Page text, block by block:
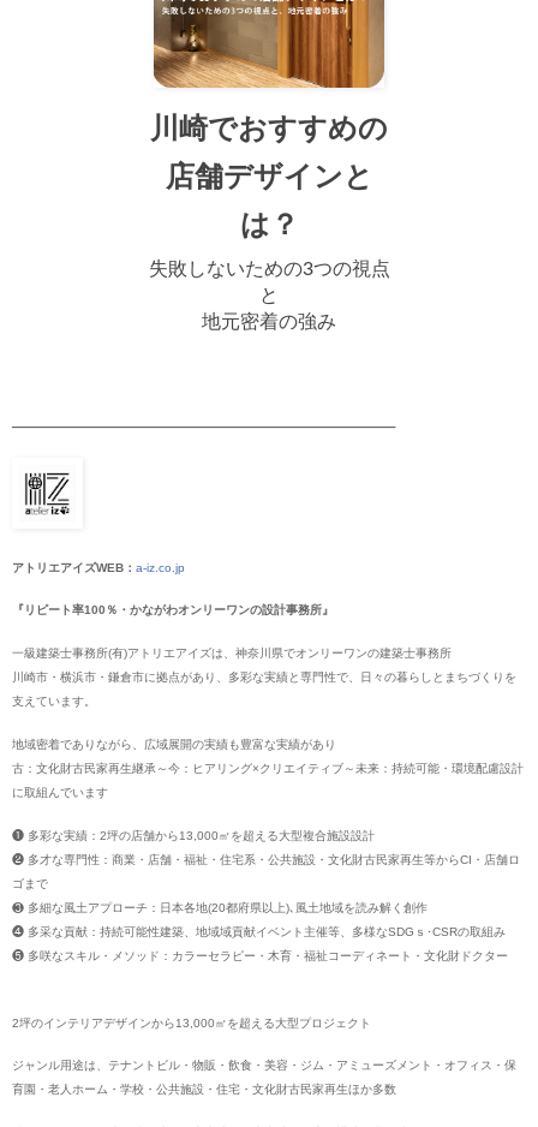
川崎でおすすめの
店舗デザインと
は？
失敗しないための3つの視点
と
地元密着の強み
─────────────────────────────
アトリエアイズWEB： a-iz.co.jp
『リピート率100％・かながわオンリーワンの設計事務所』
一級建築士事務所(有)アトリエアイズは、神奈川県でオンリーワンの建築士事務所
川崎市・横浜市・鎌倉市に拠点があり、多彩な実績と専門性で、日々の暮らしとまちづくりを
支えています。
地域密着でありながら、広域展開の実績も豊富な実績があり
古：文化財古民家再生継承～今：ヒアリング×クリエイティブ～未来：持続可能・環境配慮設計
に取組んでいます
❶ 多彩な実績：2坪の店舗から13,000㎡を超える大型複合施設設計
❷ 多才な専門性：商業・店舗・福祉・住宅系・公共施設・文化財古民家再生等からCI・店舗ロ
ゴまで
❸ 多細な風土アプローチ：日本各地(20都府県以上)､風土地域を読み解く創作
❹ 多采な貢献：持続可能性建築、地域域貢献イベント主催等、多様なSDGｓ･CSRの取組み
❺ 多咲なスキル・メソッド：カラーセラピー・木育・福祉コーディネート・文化財ドクター
2坪のインテリアデザインから13,000㎡を超える大型プロジェクト
ジャンル用途は、テナントビル・物販・飲食・美容・ジム・アミューズメント・オフィス・保
育園・老人ホーム・学校・公共施設・住宅・文化財古民家再生ほか多数